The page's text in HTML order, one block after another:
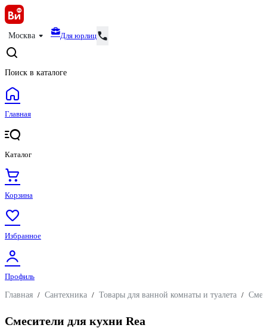
Москва Для юрлиц
Поиск в каталоге
Главная
Каталог
Корзина
Избранное
Профиль
Главная / Сантехника / Товары для ванной комнаты и туалета /
Смесители для кухни Rea